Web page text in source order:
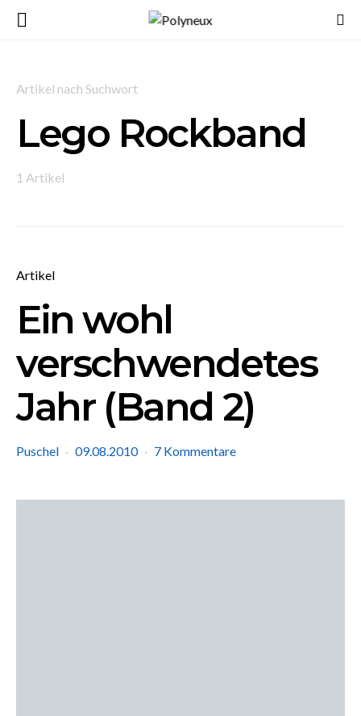
Artikel nach Suchwort
Lego Rockband
1 Artikel
Artikel
Ein wohl
verschwendetes
Jahr (Band 2)
Puschel 09.08.2010 7 Kommentare